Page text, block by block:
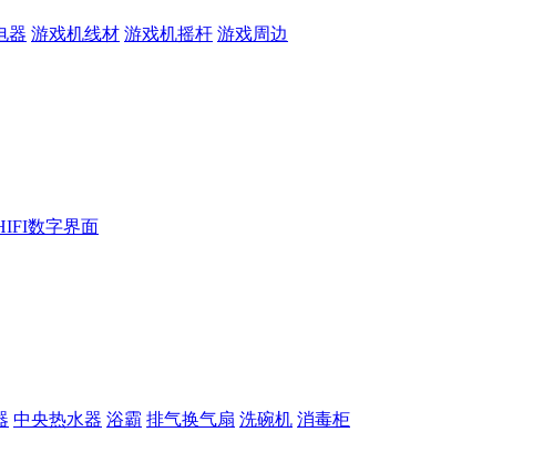
器 游戏机线材 游戏机摇杆 游戏周边
数字界面
中央热水器 浴霸 排气换气扇 洗碗机 消毒柜